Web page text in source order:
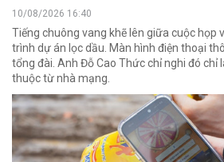
10/08/2026 16:40
Tiếng chuông vang khẽ lên giữa cuộc họp
trình dự án lọc dầu. Màn hình điện thoại
tổng đài. Anh Đỗ Cao Thức chỉ nghi đó chỉ
thuộc từ nhà mạng.